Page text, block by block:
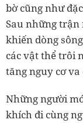
bờ cũng như
Sau những trận
khiến dòng
các vật thể trôi
tăng nguy cơ va
Những người
khích đi cùng